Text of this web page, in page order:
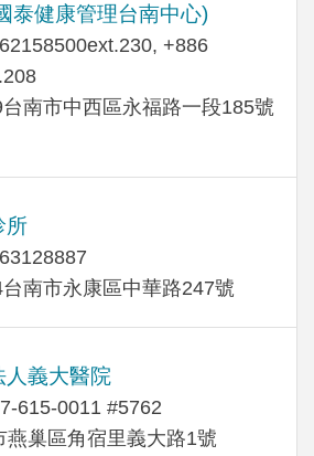
泰健康管理台南中心)
+886
南市中西區永福路一段185號
所
南市永康區中華路247號
人義大醫院
615-0011 #5762
燕巢區角宿里義大路1號